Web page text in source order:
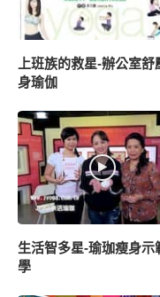
上班族的救星-辦公室舒
身瑜伽
生活智多星-瑜珈瘦身示
學